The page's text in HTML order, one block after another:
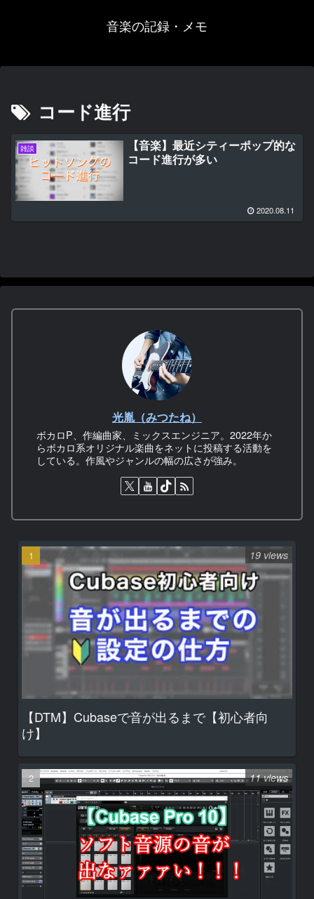
音楽の記録・メモ
コード進行
雑談
【音楽】最近シティーポップ的な
コード進行が多い
2020.08.11
光胤（みつたね）
ボカロP、作編曲家、ミックスエンジニア。2022年か
らボカロ系オリジナル楽曲をネットに投稿する活動を
している。作風やジャンルの幅の広さが強み。
【DTM】Cubaseで音が出るまで【初心者向
け】
19 views
11 views